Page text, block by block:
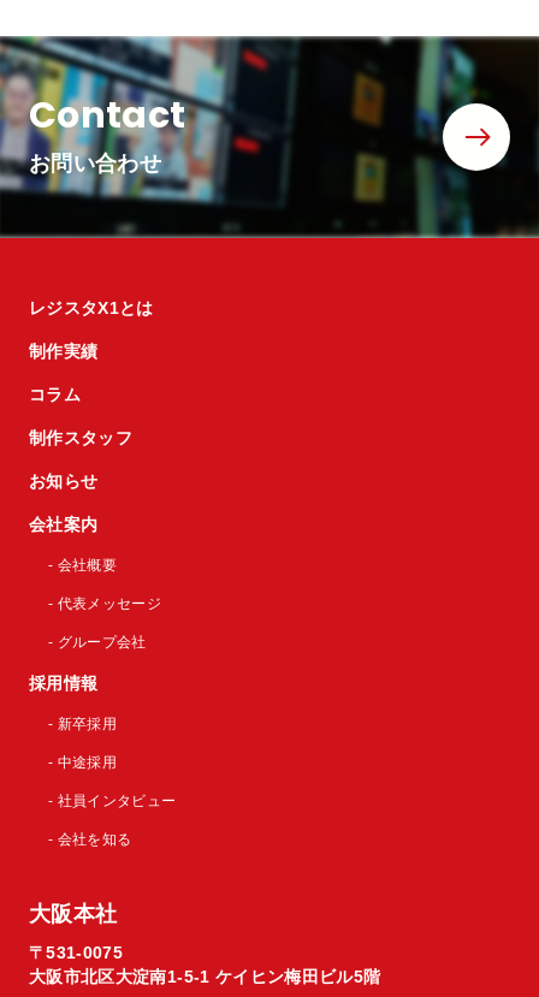
Contact
お問い合わせ
レジスタX1とは
制作実績
コラム
制作スタッフ
お知らせ
会社案内
- 会社概要
- 代表メッセージ
- グループ会社
採用情報
- 新卒採用
- 中途採用
- 社員インタビュー
- 会社を知る
大阪本社
〒531-0075
大阪市北区大淀南1-5-1 ケイヒン梅田ビル5階